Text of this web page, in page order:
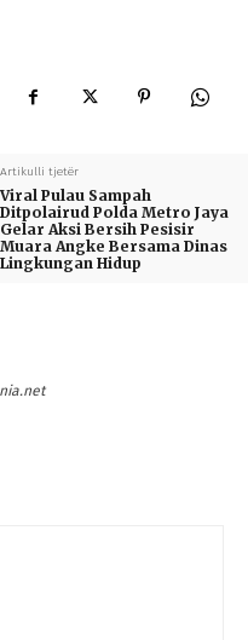
Artikulli tjetër
Viral Pulau Sampah
Ditpolairud Polda Metro Jaya
Gelar Aksi Bersih Pesisir
Muara Angke Bersama Dinas
Lingkungan Hidup